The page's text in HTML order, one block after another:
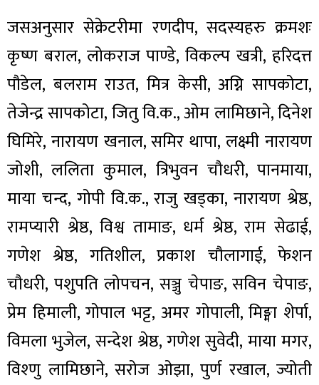
जसअनुसार सेक्रेटरीमा रणदीप, सदस्यहरु क्रमशः
कृष्ण बराल, लोकराज पाण्डे, विकल्प खत्री, हरिदत्त
पौडेल, बलराम राउत, मित्र केसी, अग्नि सापकोटा,
तेजेन्द्र सापकोटा, जितु वि.क., ओम लामिछाने, दिनेश
घिमिरे, नारायण खनाल, समिर थापा, लक्ष्मी नारायण
जोशी, ललिता कुमाल, त्रिभुवन चौधरी, पानमाया,
माया चन्द, गोपी वि.क., राजु खड्का, नारायण श्रेष्ठ,
रामप्यारी श्रेष्ठ, विश्व तामाङ, धर्म श्रेष्ठ, राम सेढाई,
गणेश श्रेष्ठ, गतिशील, प्रकाश चौलागाई, फेशन
चौधरी, पशुपति लोपचन, सञ्जु चेपाङ, सविन चेपाङ,
प्रेम हिमाली, गोपाल भट्ट, अमर गोपाली, मिङ्मा शेर्पा,
विमला भुजेल, सन्देश श्रेष्ठ, गणेश सुवेदी, माया मगर,
विश्णु लामिछाने, सरोज ओझा, पुर्ण रखाल, ज्योती